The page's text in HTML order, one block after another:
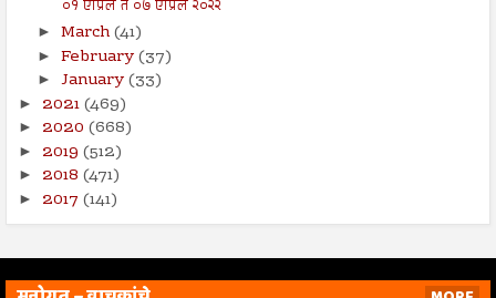
०१ एप्रिल ते ०७ एप्रिल २०२२
► March(41)
► February(37)
► January(33)
► 2021(469)
► 2020 (668)
► 2019 (512)
► 2018 (471)
► 2017 (141)